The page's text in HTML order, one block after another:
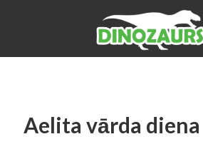
Aelita vārda diena